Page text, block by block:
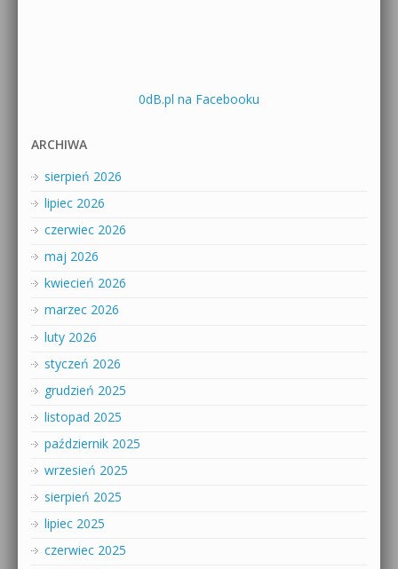
0dB.pl na Facebooku
ARCHIWA
sierpień 2026
lipiec 2026
czerwiec 2026
maj 2026
kwiecień 2026
marzec 2026
luty 2026
styczeń 2026
grudzień 2025
listopad 2025
październik 2025
wrzesień 2025
sierpień 2025
lipiec 2025
czerwiec 2025